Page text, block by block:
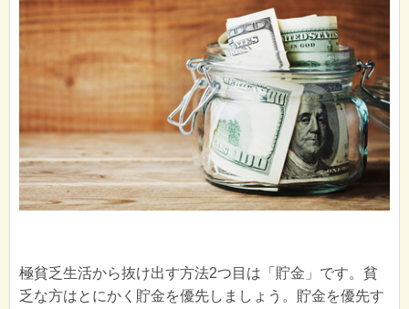
極貧乏生活から抜け出す方法2つ目は「貯金」です。貧
乏な方はとにかく貯金を優先しましょう。貯金を優先す